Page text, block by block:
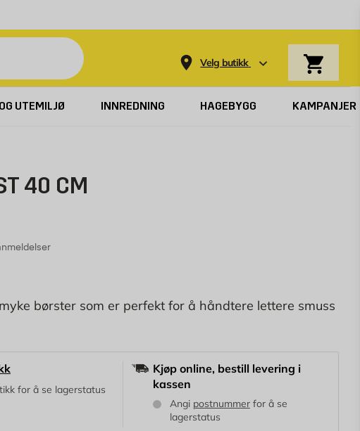
Velg butikk
UTEMILJØ INNREDNING HAGEBYGG KAMPANJER
40 CM
børster som er perfekt for å håndtere lettere smuss
for å se lagerstatus
Kjøp online, bestill levering i
kassen
Angi postnummerfor å se
lagerstatus